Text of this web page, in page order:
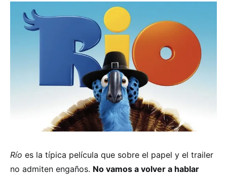
Río es la típica película que sobre el papel y el trailer
no admiten engaños. No vamos a volver a hablar